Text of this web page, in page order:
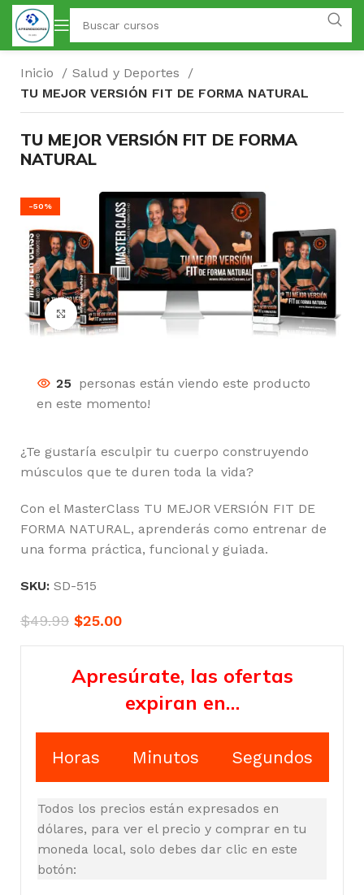
Inicio
Salud y Deportes
TU MEJOR VERSIÓN FIT DE FORMA NATURAL
TU MEJOR VERSIÓN FIT DE FORMA
NATURAL
-50%
Click para agrandar
25 personas están viendo este producto
en este momento!
¿Te gustaría esculpir tu cuerpo construyendo
músculos que te duren toda la vida?
Con el MasterClass TU MEJOR VERSIÓN FIT DE
FORMA NATURAL, aprenderás como entrenar de
una forma práctica, funcional y guiada.
SKU: SD-515
$49.99 $25.00
Apresúrate, las ofertas
expiran en…
Horas Minutos Segundos
Todos los precios están expresados en
dólares, para ver el precio y comprar en tu
moneda local, solo debes dar clic en este
botón: